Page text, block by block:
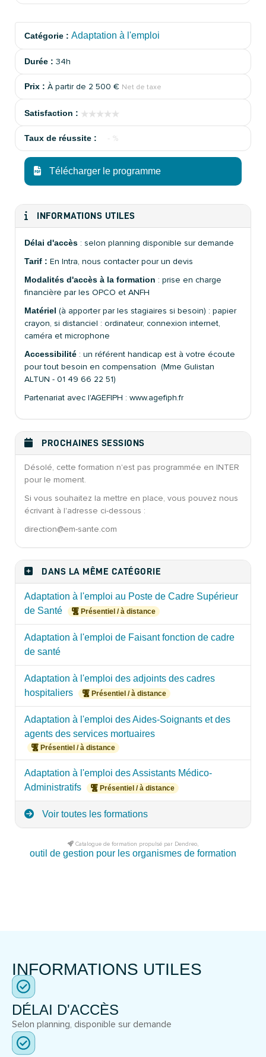
Catégorie : Adaptation à l'emploi
Durée : 34h
Prix : À partir de 2 500 € Net de taxe
Satisfaction : ★★★★★
★★★★★
Taux de réussite : - %
Télécharger le programme
INFORMATIONS UTILES
Délai d'accès : selon planning disponible sur demande
Tarif : En Intra, nous contacter pour un devis
Modalités d'accès à la formation : prise en charge
financière par les OPCO et ANFH
Matériel (à apporter par les stagiaires si besoin) : papier
crayon, si distanciel : ordinateur, connexion internet,
caméra et microphone
Accessibilité : un référent handicap est à votre écoute
pour tout besoin en compensation (Mme Gulistan
ALTUN - 01 49 66 22 51)
Partenariat avec l'AGEFIPH : www.agefiph.fr
PROCHAINES SESSIONS
Désolé, cette formation n'est pas programmée en INTER
pour le moment.
Si vous souhaitez la mettre en place, vous pouvez nous
écrivant à l'adresse ci-dessous :
direction@em-sante.com
DANS LA MÊME CATÉGORIE
Adaptation à l'emploi au Poste de Cadre Supérieur
de Santé
Présentiel / à distance
Adaptation à l'emploi de Faisant fonction de cadre
de santé
Adaptation à l'emploi des adjoints des cadres
hospitaliers
Présentiel / à distance
Adaptation à l'emploi des Aides-Soignants et des
agents des services mortuaires
Présentiel / à distance
Adaptation à l'emploi des Assistants Médico-
Administratifs
Présentiel / à distance
Voir toutes les formations
Catalogue de formation propulsé par Dendreo,
outil de gestion pour les organismes de formation
INFORMATIONS UTILES
DÉLAI D'ACCÈS
Selon planning, disponible sur demande